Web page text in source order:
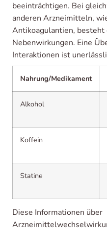
beeinträchtigen. Bei
anderen Arzneimitteln,
Antikoagulantien, besteht
Nebenwirkungen. Eine
Interaktionen ist
Nahrung/Medikament
Alkohol
Koffein
Statine
Diese Informationen über